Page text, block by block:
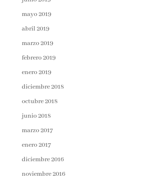
mayo 2019
abril 2019
marzo 2019
febrero 2019
enero 2019
diciembre 2018
octubre 2018
junio 2018
marzo 2017
enero 2017
diciembre 2016
noviembre 2016